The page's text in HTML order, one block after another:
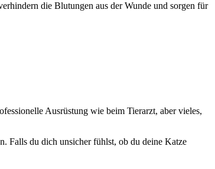
die Blutungen aus der Wunde und sorgen für
Ausrüstung wie beim Tierarzt, aber vieles,
Falls du dich unsicher fühlst, ob du deine Katze